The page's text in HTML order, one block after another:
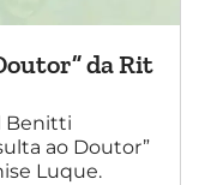
da Rit
Benitti
ao Doutor”
Luque.